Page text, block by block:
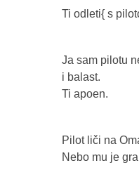
Ti odleti{ s
Ja sam pilotu
i balast.
Ti apoen.
Pilot liči na
Nebo mu je